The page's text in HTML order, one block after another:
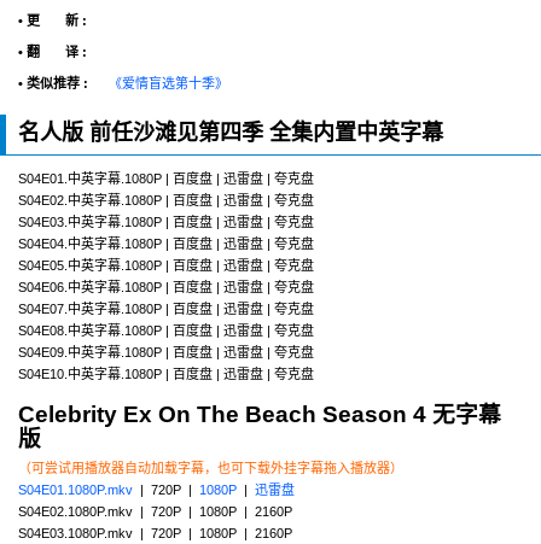
• 更 新 :
• 翻 译 :
• 类似推荐 : 《爱情盲选第十季》
名人版 前任沙滩见第四季 全集内置中英字幕
S04E01.中英字幕.1080P | 百度盘 | 迅雷盘 | 夸克盘
S04E02.中英字幕.1080P | 百度盘 | 迅雷盘 | 夸克盘
S04E03.中英字幕.1080P | 百度盘 | 迅雷盘 | 夸克盘
S04E04.中英字幕.1080P | 百度盘 | 迅雷盘 | 夸克盘
S04E05.中英字幕.1080P | 百度盘 | 迅雷盘 | 夸克盘
S04E06.中英字幕.1080P | 百度盘 | 迅雷盘 | 夸克盘
S04E07.中英字幕.1080P | 百度盘 | 迅雷盘 | 夸克盘
S04E08.中英字幕.1080P | 百度盘 | 迅雷盘 | 夸克盘
S04E09.中英字幕.1080P | 百度盘 | 迅雷盘 | 夸克盘
S04E10.中英字幕.1080P | 百度盘 | 迅雷盘 | 夸克盘
Celebrity Ex On The Beach Season 4 无字幕
版
（可尝试用播放器自动加载字幕，也可下载外挂字幕拖入播放器）
S04E01.1080P.mkv | 720P | 1080P
迅雷盘
S04E02.1080P.mkv | 720P | 1080P | 2160P
S04E03.1080P.mkv | 720P | 1080P | 2160P